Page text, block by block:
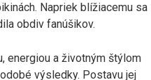
Napriek blížiacemu sa
obdiv fanúšikov.
energiou a životným štýlom
výsledky. Postavu jej